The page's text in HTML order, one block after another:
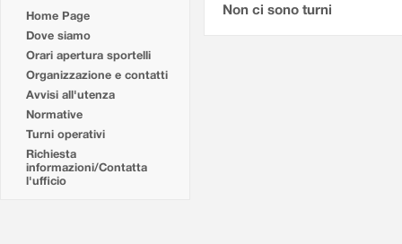
Home Page
Dove siamo
Orari apertura sportelli
Organizzazione e contatti
Avvisi all'utenza
Normative
Turni operativi
Richiesta
informazioni/Contatta
l'ufficio
Non ci sono turni